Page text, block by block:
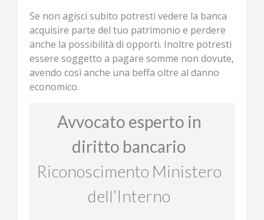
Se non agisci subito potresti vedere la banca
acquisire parte del tuo patrimonio e perdere
anche la possibilità di opporti. Inoltre potresti
essere soggetto a pagare somme non dovute,
avendo così anche una beffa oltre al danno
economico.
Avvocato esperto in
diritto bancario
Riconoscimento Ministero
dell’Interno